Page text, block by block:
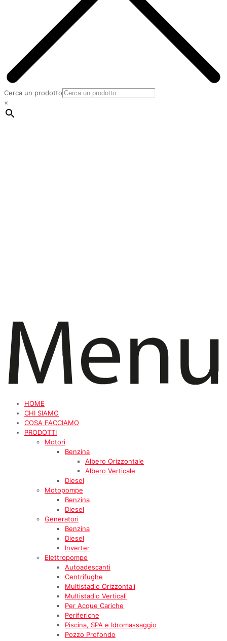
Cerca un prodotto
×
HOME
CHI SIAMO
COSA FACCIAMO
PRODOTTI
Motori
Benzina
Albero Orizzontale
Albero Verticale
Diesel
Motopompe
Benzina
Diesel
Generatori
Benzina
Diesel
Inverter
Elettropompe
Autoadescanti
Centrifughe
Multistadio Orizzontali
Multistadio Verticali
Per Acque Cariche
Periferiche
Piscina, SPA e Idromassaggio
Pozzo Profondo